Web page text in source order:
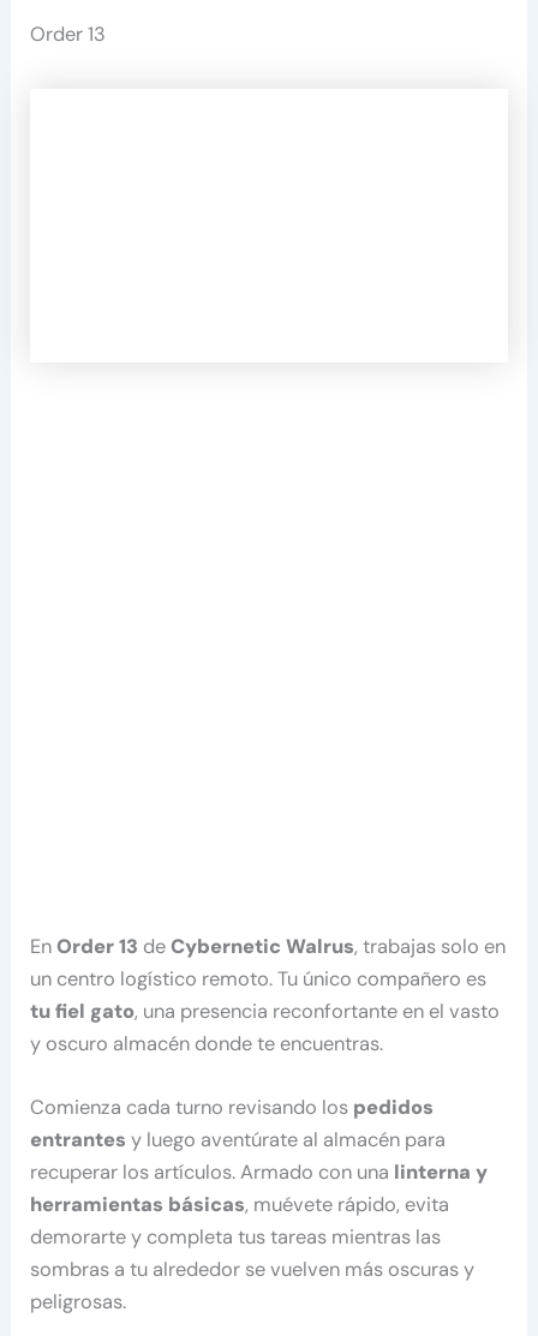
Order 13
EnOrder 13 deCybernetic Walrus, trabajas solo en
un centro logístico remoto. Tu único compañero es
tu fiel gato, una presencia reconfortante en el vasto
y oscuro almacén donde te encuentras.
Comienza cada turno revisando los pedidos
entrantes y luego aventúrate al almacén para
recuperar los artículos. Armado con una linterna y
herramientas básicas, muévete rápido, evita
demorarte y completa tus tareas mientras las
sombras a tu alrededor se vuelven más oscuras y
peligrosas.